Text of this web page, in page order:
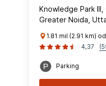
Knowledge Park III,
Greater Noida,
1.81 mil (2.91 km)
4,37
Parking